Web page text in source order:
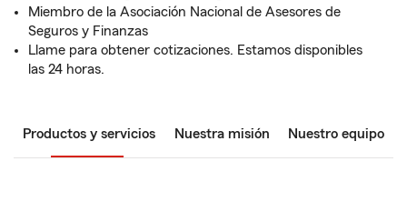
Miembro de la Asociación Nacional de Asesores de
Seguros y Finanzas
Llame para obtener cotizaciones. Estamos disponibles
las 24 horas.
Productos y servicios Nuestra misión Nuestro equipo